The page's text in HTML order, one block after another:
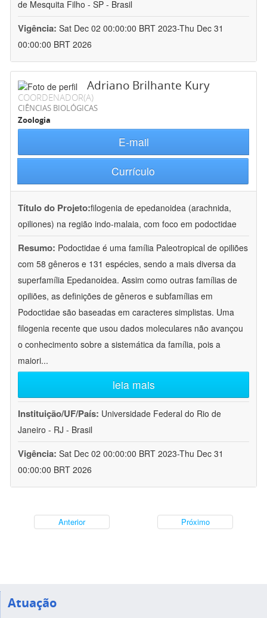
de Mesquita Filho - SP - Brasil
Vigência: Sat Dec 02 00:00:00 BRT 2023-Thu Dec 31
00:00:00 BRT 2026
Adriano Brilhante Kury
COORDENADOR(A)
CIÊNCIAS BIOLÓGICAS
Zoologia
E-mail
Currículo
Título do Projeto:filogenia de epedanoidea (arachnida,
opiliones) na região indo-malaia, com foco em podoctidae
Resumo: Podoctidae é uma família Paleotropical de opiliões
com 58 gêneros e 131 espécies, sendo a mais diversa da
superfamília Epedanoidea. Assim como outras famílias de
opiliões, as definições de gêneros e subfamílias em
Podoctidae são baseadas em caracteres simplistas. Uma
filogenia recente que usou dados moleculares não avançou
o conhecimento sobre a sistemática da família, pois a
maiori...
leia mais
Instituição/UF/País: Universidade Federal do Rio de
Janeiro - RJ - Brasil
Vigência: Sat Dec 02 00:00:00 BRT 2023-Thu Dec 31
00:00:00 BRT 2026
Anterior Próximo
Atuação